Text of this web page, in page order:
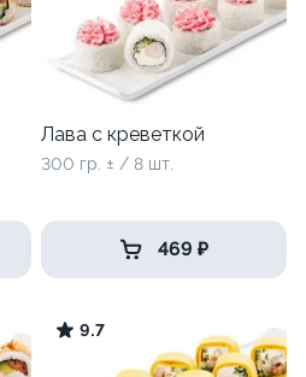
Лава с креветкой
300 гр. ± / 8 шт.
469 ₽
9.7